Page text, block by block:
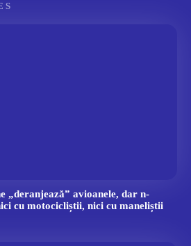
„deranjează” avioanele, dar n-
cu motocicliștii, nici cu maneliștii